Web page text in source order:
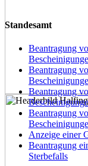
Standesamt
Beantragung
Beantragung
Beantragung
Beantragung
Anzeige einer
Beantragung
Sterbefalls